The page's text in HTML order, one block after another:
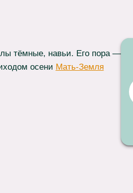
тёмные, навьи. Его пора —
осени Мать-Земля